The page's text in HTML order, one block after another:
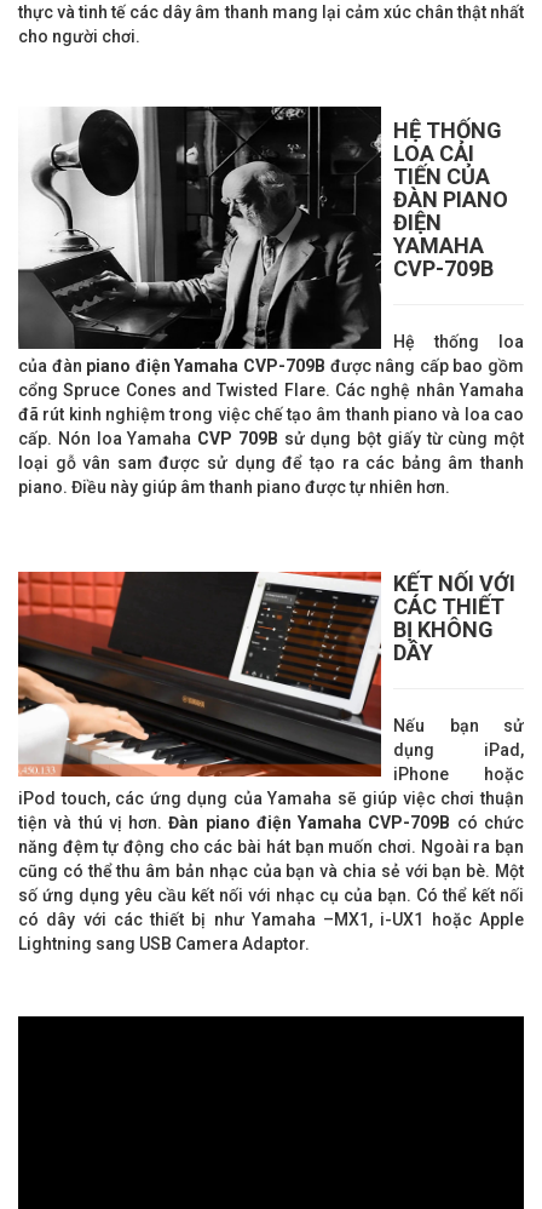
thực và tinh tế các dây âm thanh mang lại cảm xúc chân thật nhất
cho người chơi.
HỆ THỐNG
LOA CẢI
TIẾN CỦA
ĐÀN PIANO
ĐIỆN
YAMAHA
CVP-709B
Hệ thống loa
của đàn piano điện Yamaha CVP-709B được nâng cấp bao gồm
cổng Spruce Cones and Twisted Flare. Các nghệ nhân Yamaha
đã rút kinh nghiệm trong việc chế tạo âm thanh piano và loa cao
cấp. Nón loa Yamaha CVP 709B sử dụng bột giấy từ cùng một
loại gỗ vân sam được sử dụng để tạo ra các bảng âm thanh
piano. Điều này giúp âm thanh piano được tự nhiên hơn.
KẾT NỐI VỚI
CÁC THIẾT
BỊ KHÔNG
DÂY
Nếu bạn sử
dụng iPad,
iPhone hoặc
iPod touch, các ứng dụng của Yamaha sẽ giúp việc chơi thuận
tiện và thú vị hơn.Đàn piano điện Yamaha CVP-709B có chức
năng đệm tự động cho các bài hát bạn muốn chơi. Ngoài ra bạn
cũng có thể thu âm bản nhạc của bạn và chia sẻ với bạn bè. Một
số ứng dụng yêu cầu kết nối với nhạc cụ của bạn. Có thể kết nối
có dây với các thiết bị như Yamaha –MX1, i-UX1 hoặc Apple
Lightning sang USB Camera Adaptor.